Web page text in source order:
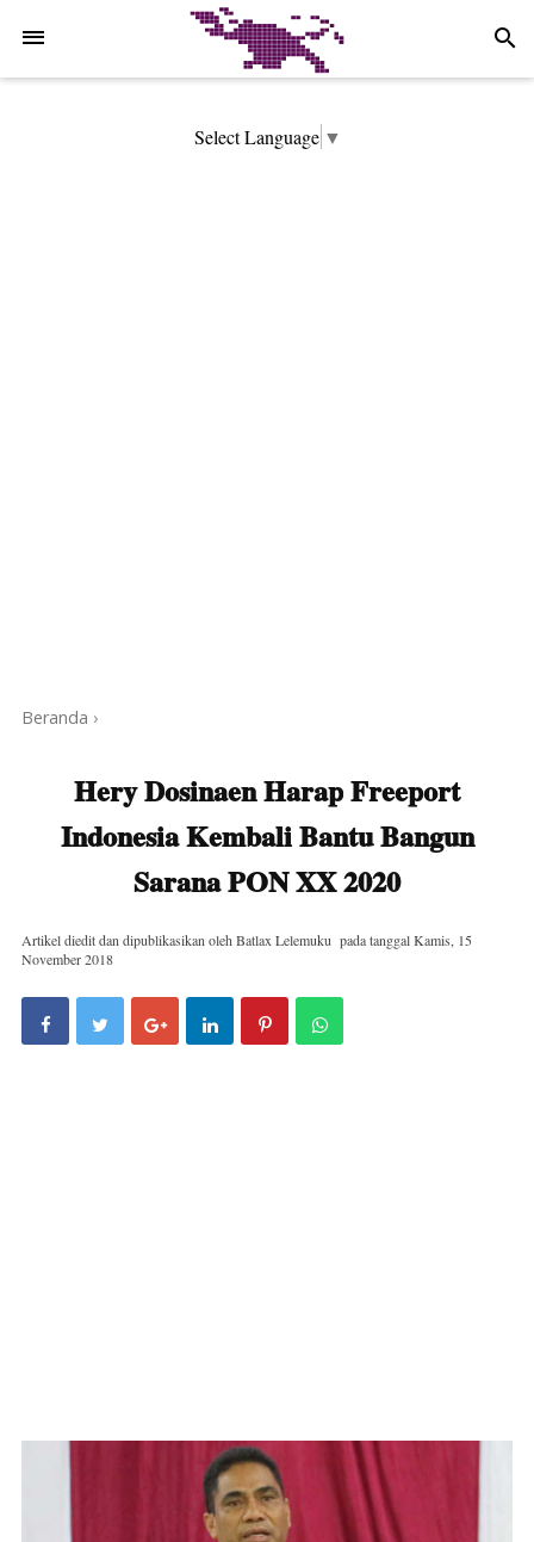
search
Select Language ▼
Beranda ›
Hery Dosinaen Harap Freeport
Indonesia Kembali Bantu Bangun
Sarana PON XX 2020
Artikel diedit dan dipublikasikan oleh Batlax Lelemuku pada tanggalKamis, 15
November 2018